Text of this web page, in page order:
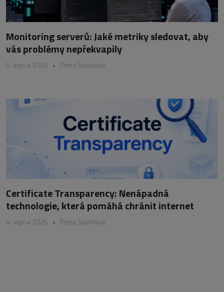
Monitoring serverů: Jaké metriky sledovat, aby
vás problémy nepřekvapily
5. srpna 2026 • Petra Sasínová
Certificate Transparency: Nenápadná
technologie, která pomáhá chránit internet
4. srpna 2026 • Petra Sasínová